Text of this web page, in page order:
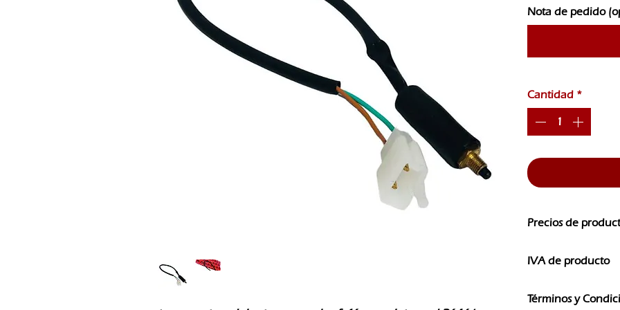
Nota de pedido
Cantidad *
Precios de
CAMBIOS SIN
IVA de producto
IVA
Términos y